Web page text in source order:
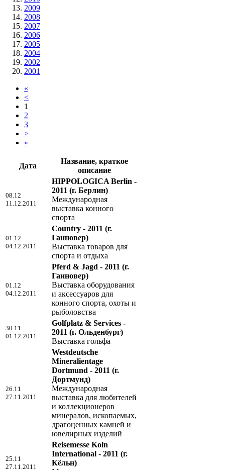
2009
2008
2007
2006
2005
2004
2002
2001
«
<
1
2
3
>
»
Дата
Название, краткое
описание
08.12
11.12.2011
HIPPOLOGICA Berlin -
2011 (г. Берлин)
Международная
выставка конного
спорта
01.12
04.12.2011
Country - 2011 (г.
Ганновер)
Выставка товаров для
спорта и отдыха
01.12
04.12.2011
Pferd & Jagd - 2011 (г.
Ганновер)
Выставка оборудования
и аксессуаров для
конного спорта, охоты и
рыболовства
30.11
01.12.2011
Golfplatz & Services -
2011 (г. Ольденбург)
Выставка гольфа
26.11
27.11.2011
Westdeutsche
Mineralientage
Dortmund - 2011 (г.
Дортмунд)
Международная
выставка для любителей
и коллекционеров
минералов, ископаемых,
драгоценных камней и
ювелирных изделий
25.11
27.11.2011
Reisemesse Koln
International - 2011 (г.
Кёльн)